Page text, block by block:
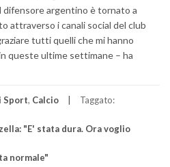
difensore argentino è tornato a
attraverso i canali social del club
tutti quelli che mi hanno
queste ultime settimane – ha
Sport, Calcio Taggato:
"E' stata dura. Ora voglio
normale"